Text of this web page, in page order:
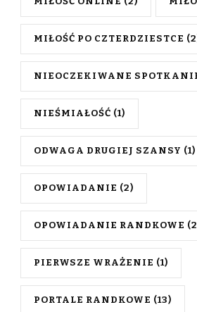
MIŁOŚĆ PO CZTERDZIESTCE
NIEOCZEKIWANE
NIEŚMIAŁOŚĆ (1)
ODWAGA DRUGIEJ SZANSY (1)
OPOWIADANIE (2)
OPOWIADANIE RANDKOWE
PIERWSZE WRAŻENIE (1)
PORTALE RANDKOWE (13)